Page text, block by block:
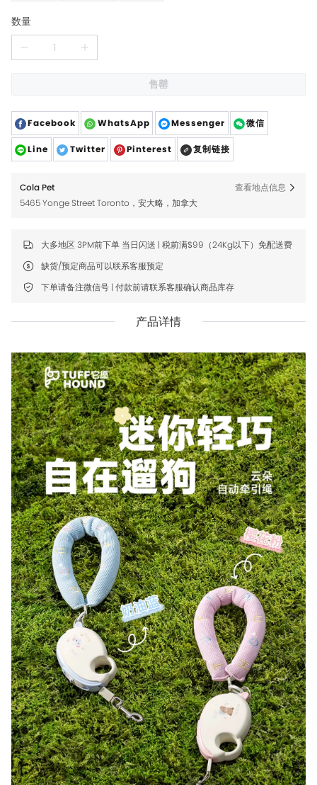
数量
售罄
Facebook WhatsApp Messenger 微信
Line Twitter Pinterest 复制链接
Cola Pet
5465 Yonge Street Toronto，安大略，加拿大
查看地点信息
大多地区 3PM前下单 当日闪送 | 税前满$99（24Kg以下）免配送费
缺货/预定商品可以联系客服预定
下单请备注微信号 | 付款前请联系客服确认商品库存
产品详情